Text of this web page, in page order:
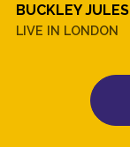
BUCKLEY JULES
LIVE IN LONDON